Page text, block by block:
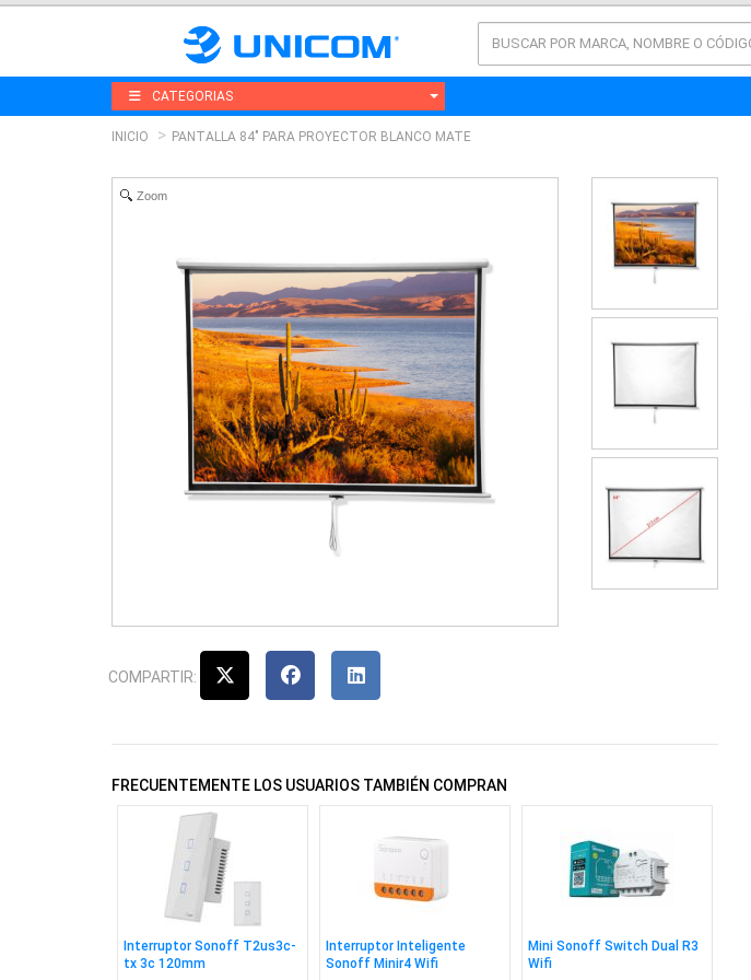
CATEGORIAS
INICIO PANTALLA 84" PARA PROYECTOR BLANCO MATE
Zoom
COMPARTIR:
FRECUENTEMENTE LOS USUARIOS TAMBIÉN COMPRAN
Interruptor Sonoff T2us3c-
tx 3c 120mm
Interruptor Inteligente
Sonoff Minir4 Wifi
Mini Sonoff Switch Dual R3
Wifi